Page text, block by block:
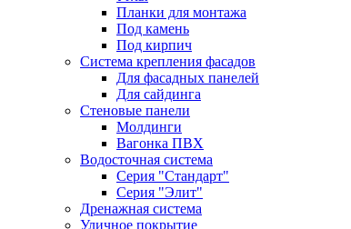
Планки для монтажа
Под камень
Под кирпич
Система крепления фасадов
Для фасадных панелей
Для сайдинга
Стеновые панели
Молдинги
Вагонка ПВХ
Водосточная система
Серия "Стандарт"
Серия "Элит"
Дренажная система
Уличное покрытие